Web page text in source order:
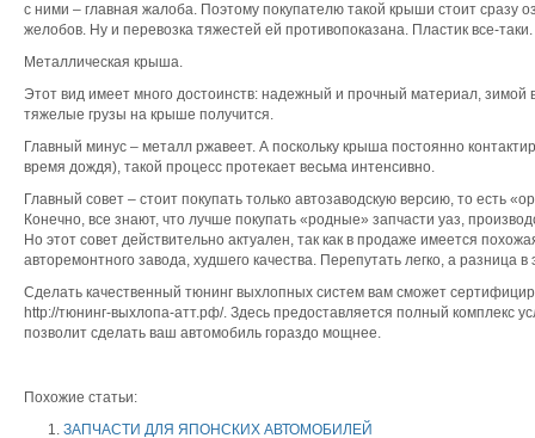
с ними – главная жалоба. Поэтому покупателю такой крыши стоит сразу
желобов. Ну и перевозка тяжестей ей противопоказана. Пластик все-таки.
Металлическая крыша.
Этот вид имеет много достоинств: надежный и прочный материал, зимой
тяжелые грузы на крыше получится.
Главный минус – металл ржавеет. А поскольку крыша постоянно
время дождя), такой процесс протекает весьма интенсивно.
Главный совет – стоит покупать только автозаводскую версию, то есть
Конечно, все знают, что лучше покупать «родные» запчасти уаз,
Но этот совет действительно актуален, так как в продаже имеется
авторемонтного завода, худшего качества. Перепутать легко, а разница
Сделать качественный тюнинг выхлопных систем вам сможет
http://тюнинг-выхлопа-атт.рф/. Здесь предоставляется полный комплекс
позволит сделать ваш автомобиль гораздо мощнее.
Похожие статьи:
ЗАПЧАСТИ ДЛЯ ЯПОНСКИХ АВТОМОБИЛЕЙ